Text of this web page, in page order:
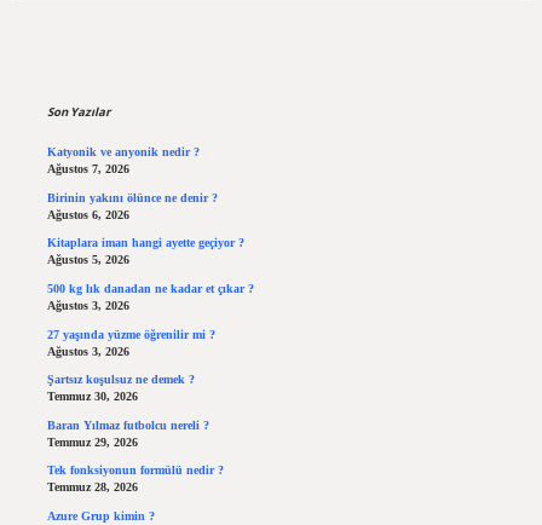
Son Yazılar
Katyonik ve anyonik nedir ?
Ağustos 7, 2026
Birinin yakını ölünce ne denir ?
Ağustos 6, 2026
Kitaplara iman hangi ayette geçiyor ?
Ağustos 5, 2026
500 kg lık danadan ne kadar et çıkar ?
Ağustos 3, 2026
27 yaşında yüzme öğrenilir mi ?
Ağustos 3, 2026
Şartsız koşulsuz ne demek ?
Temmuz 30, 2026
Baran Yılmaz futbolcu nereli ?
Temmuz 29, 2026
Tek fonksiyonun formülü nedir ?
Temmuz 28, 2026
Azure Grup kimin ?